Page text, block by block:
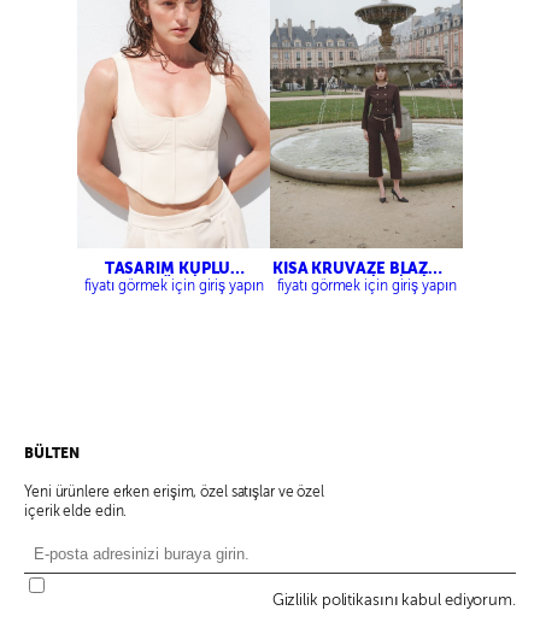
TASARIM KUPLU
KORSE BÜSTİYER –
ÇİFT PİLELİ PALAZZO
fiyatı görmek için giriş yapın
KISA KRUVAZE BLAZER
CEKET – ZİNCİRLİ
KEMERLİ CROP
fiyatı görmek için giriş yapın
BÜLTEN
Yeni ürünlere erken erişim, özel satışlar ve özel
içerik elde edin.
Gizlilik politikasını kabul ediyorum.